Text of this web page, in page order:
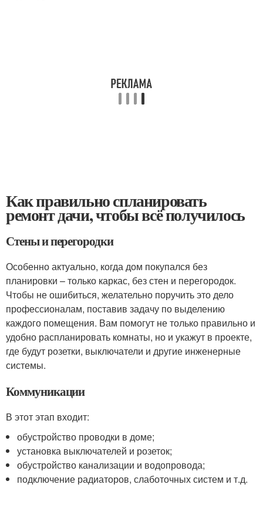
Как правильно спланировать
ремонт дачи, чтобы всё получилось
Стены и перегородки
Особенно актуально, когда дом покупался без
планировки – только каркас, без стен и перегородок.
Чтобы не ошибиться, желательно поручить это дело
профессионалам, поставив задачу по выделению
каждого помещения. Вам помогут не только правильно и
удобно распланировать комнаты, но и укажут в проекте,
где будут розетки, выключатели и другие инженерные
системы.
Коммуникации
В этот этап входит:
обустройство проводки в доме;
установка выключателей и розеток;
обустройство канализации и водопровода;
подключение радиаторов, слаботочных систем и т.д.